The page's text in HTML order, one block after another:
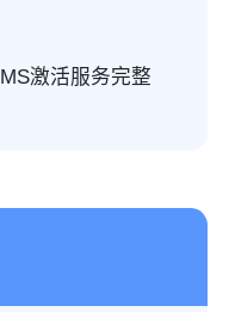
激活服务完整